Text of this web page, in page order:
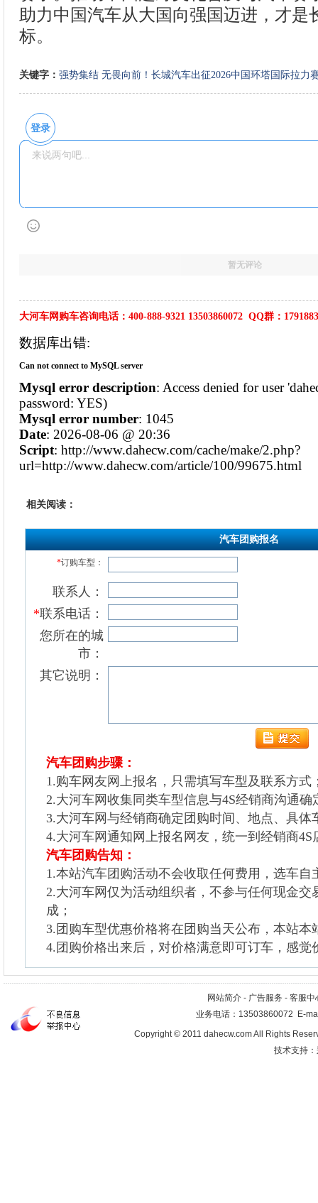
助力中国汽车从大国向强国迈进，才是
标。
关键字： 强势集结 无畏向前！长城汽车出征2026中国环塔国际拉力
登录
暂无评论
大河车网购车咨询电话：400-888-9321 13503860072 QQ群：
相关阅读：
汽车团购报名
*订购车型：
联系人 ：
*联系电话 ：
您所在的城
市：
其它说明：
汽车团购步骤：
1.购车网友网上报名，只需填写车型及联系方式
2.大河车网收集同类车型信息与4S经销商沟通确
3.大河车网与经销商确定团购时间、地点、具体
4.大河车网通知网上报名网友，统一到经销商4S
汽车团购告知：
1.本站汽车团购活动不会收取任何费用，选车自
2.大河车网仅为活动组织者，不参与任何现金交
成；
3.团购车型优惠价格将在团购当天公布，本站本
4.团购价格出来后，对价格满意即可订车，感觉
网站简介 - 广告服务 - 客服中
业务电话：13503860072 E-
Copyright © 2011 dahecw.com All Rights
技术支持：